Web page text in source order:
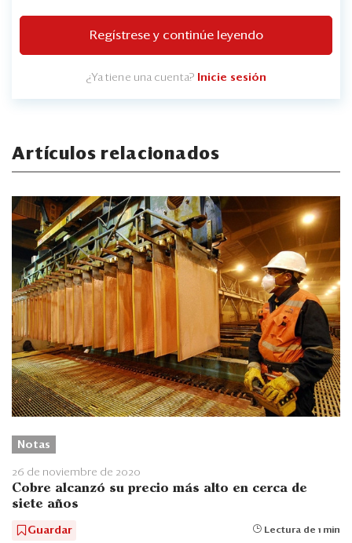
Regístrese y continúe leyendo
¿Ya tiene una cuenta? Inicie sesión
Artículos relacionados
Notas
26 de noviembre de 2020
Cobre alcanzó su precio más alto en cerca de
siete años
Guardar Lectura de 1 min